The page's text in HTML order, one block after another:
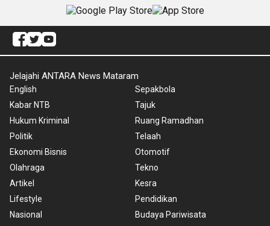
Jelajahi ANTARA News Mataram
English
Kabar NTB
Hukum Kriminal
Politik
Ekonomi Bisnis
Olahraga
Artikel
Lifestyle
Nasional
Sepakbola
Tajuk
Ruang Ramadhan
Telaah
Otomotif
Tekno
Kesra
Pendidikan
Budaya Pariwisata